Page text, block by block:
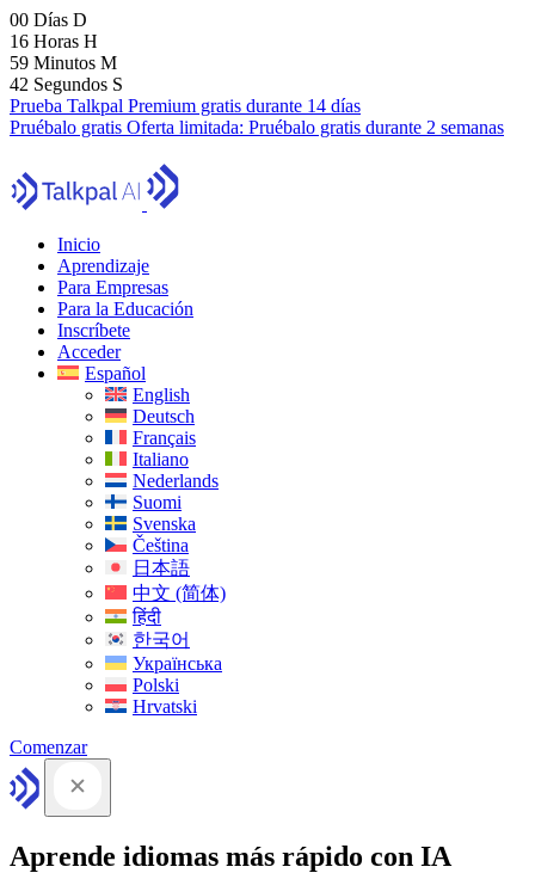
00 Días D
16 Horas H
59 Minutos M
41 Segundos S
Prueba Talkpal Premium gratis durante 14 días
Pruébalo gratis Oferta limitada: Pruébalo gratis durante 2 semanas
Inicio
Aprendizaje
Para Empresas
Para la Educación
Inscríbete
Acceder
Español
English
Deutsch
Français
Italiano
Nederlands
Suomi
Svenska
Čeština
日本語
中文 (简体)
हिंदी
한국어
Українська
Polski
Hrvatski
Comenzar
Aprende idiomas más rápido con IA